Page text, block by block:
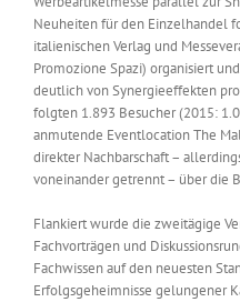
Product Guide
Jobshop
Neuheiten für den Einzelhandel
italienischen Verlag und
Promozione Spazi) organisiert
deutlich von Synergieeffekten
folgten 1.893 Besucher (2015:
anmutende Eventlocation The
direkter Nachbarschaft –
voneinander getrennt – über die
Flankiert wurde die zweitägige
Fachvorträgen und
Fachwissen auf den neuesten
Erfolgsgeheimnisse gelungener